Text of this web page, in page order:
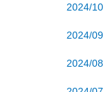
2024/10
2024/09
2024/08